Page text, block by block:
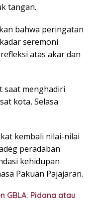
tangan.
bahwa peringatan
seremoni
atas akar dan
saat menghadiri
kota, Selasa
kembali nilai-nilai
peradaban
kehidupan
Pakuan Pajajaran.
GBLA: Pidana atau